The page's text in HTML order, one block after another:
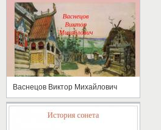
Васнецов Виктор Михайлович